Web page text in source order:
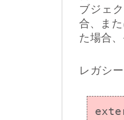
ブジェ
合、ま
た場合
レガシ